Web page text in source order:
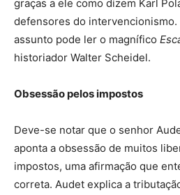
graças a ele como dizem Karl
defensores do
assunto pode ler o magnífico
historiador Walter Scheidel.
Obsessão pelos impostos
Deve-se notar que o senhor
aponta a obsessão de muitos
impostos, uma afirmação que
correta. Audet explica a